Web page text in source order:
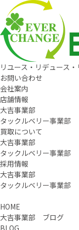
リユース・リデュース
お問い合わせ
会社案内
店舗情報
大吉事業部
タックルベリー事業部
買取について
大吉事業部
タックルベリー事業部
採用情報
大吉事業部
タックルベリー事業部
HOME
大吉事業部 ブログ
BLOG